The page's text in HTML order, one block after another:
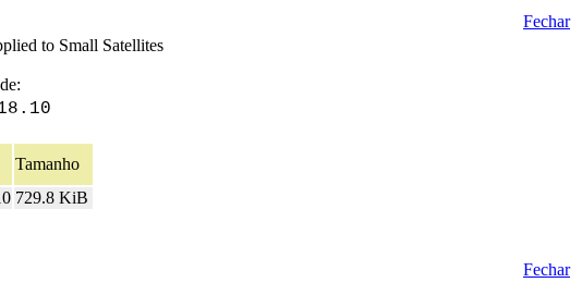
Fechar
to Small Satellites
Tamanho
729.8 KiB
Fechar